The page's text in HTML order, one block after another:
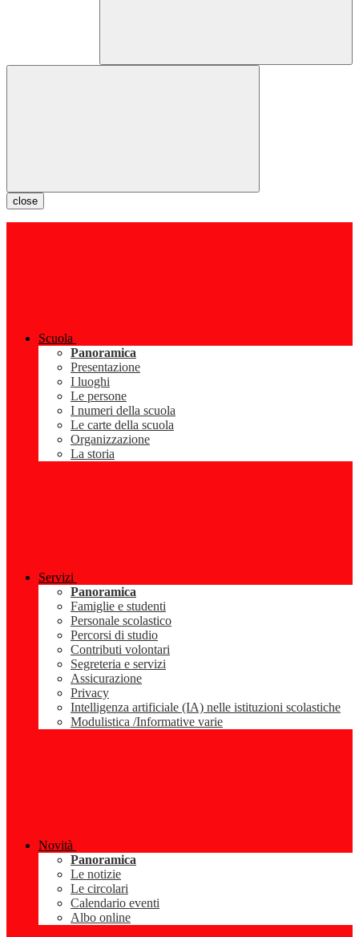
close
Scuola
Panoramica
Presentazione
I luoghi
Le persone
I numeri della scuola
Le carte della scuola
Organizzazione
La storia
Servizi
Panoramica
Famiglie e studenti
Personale scolastico
Percorsi di studio
Contributi volontari
Segreteria e servizi
Assicurazione
Privacy
Intelligenza artificiale (IA) nelle istituzioni scolastiche
Modulistica /Informative varie
Novità
Panoramica
Le notizie
Le circolari
Calendario eventi
Albo online